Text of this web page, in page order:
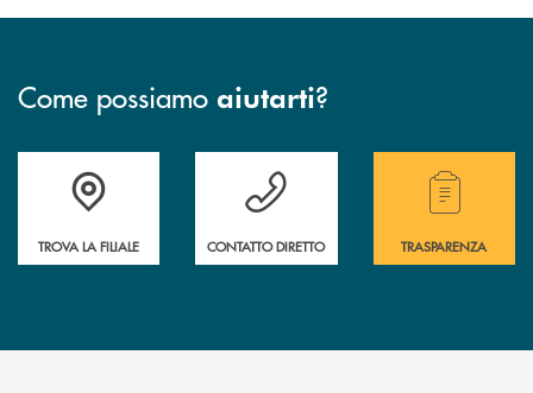
Come possiamo aiutarti?
Accedi all' elenco completo delle filiali.
TROVA LA FILIALE
Hai bisogno di assistenza immediata?
CONTATTO DIRETTO
Hai bisogno di
TRASPARENZA